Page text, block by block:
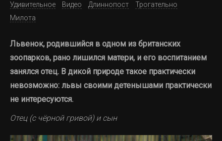
Удивительное Видео Длиннопост
Трогательно
Милота
Львенок, родившийся в одном из британских
зоопарков, рано лишился матери, и его воспитанием
занялся отец. В дикой природе такое практически
невозможно: львы своими детенышами практически
не интересуются.
Отец (с чёрной гривой) и сын